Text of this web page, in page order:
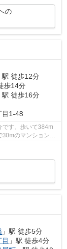
の
駅 徒歩12分
歩14分
駅 徒歩16分
目1-48
です。歩いて384m
30mのマンション、
」駅 徒歩5分
」駅 徒歩4分